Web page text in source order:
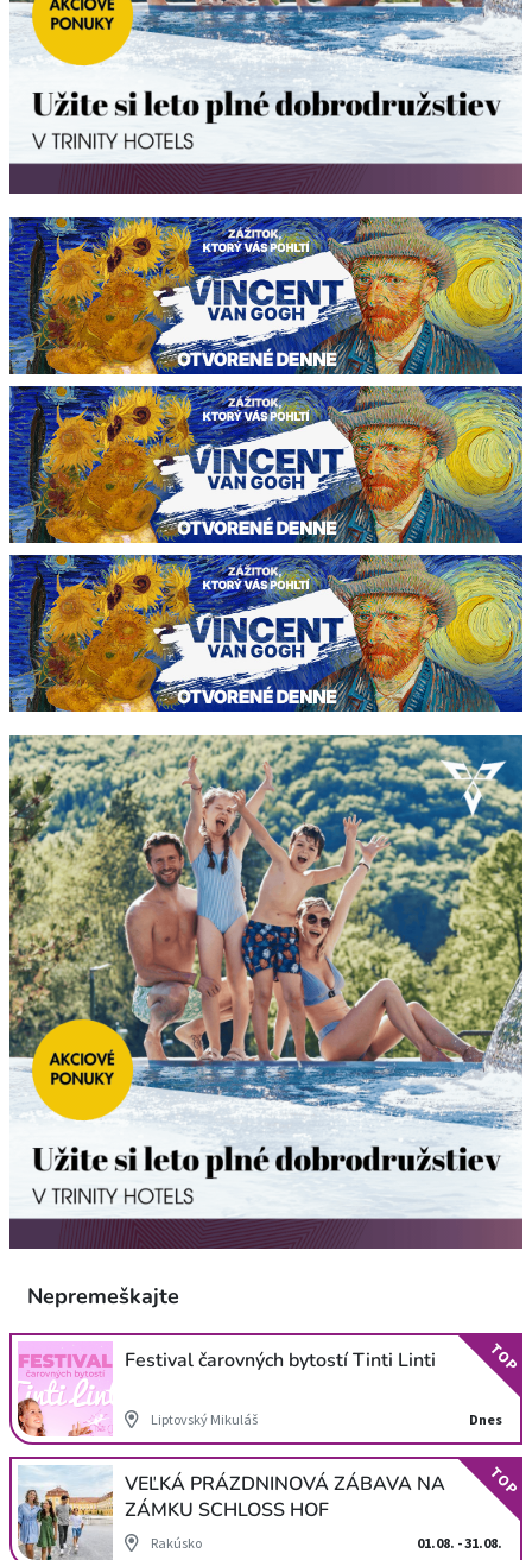
Nepremeškajte
Festival čarovných bytostí Tinti Linti
Liptovský Mikuláš Dnes
TOP
VEĽKÁ PRÁZDNINOVÁ ZÁBAVA NA
ZÁMKU SCHLOSS HOF
Rakúsko 01.08. - 31.08.
TOP